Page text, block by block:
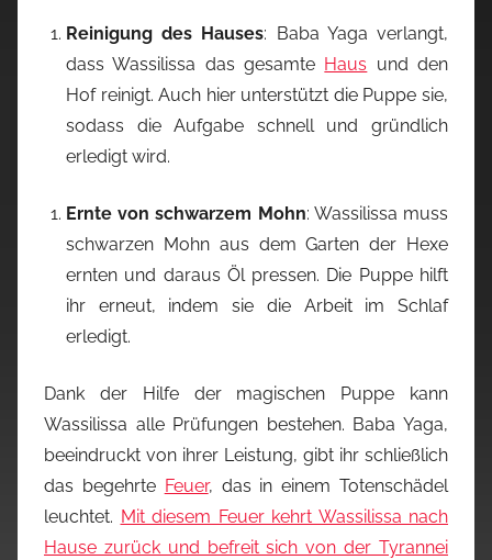
Reinigung des Hauses: Baba Yaga verlangt,
dass Wassilissa das gesamte Haus und den
Hof reinigt. Auch hier unterstützt die Puppe sie,
sodass die Aufgabe schnell und gründlich
erledigt wird.
Ernte von schwarzem Mohn: Wassilissa muss
schwarzen Mohn aus dem Garten der Hexe
ernten und daraus Öl pressen. Die Puppe hilft
ihr erneut, indem sie die Arbeit im Schlaf
erledigt.
Dank der Hilfe der magischen Puppe kann
Wassilissa alle Prüfungen bestehen. Baba Yaga,
beeindruckt von ihrer Leistung, gibt ihr schließlich
das begehrte Feuer, das in einem Totenschädel
leuchtet. Mit diesem Feuer kehrt Wassilissa nach
Hause zurück und befreit sich von der Tyrannei